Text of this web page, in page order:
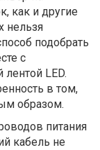
как и другие
нельзя
подобрать
с
LED.
в том,
образом.
питания
кабель не